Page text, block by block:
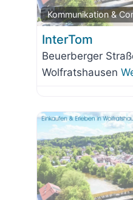
Kommunikation &
InterTom
Beuerberger
Wolfratshausen